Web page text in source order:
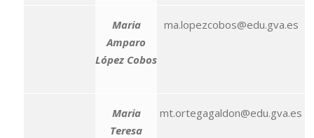
Maria
Amparo
López Cobos
ma.lopezcobos@edu.gva.es
Maria
Teresa
mt.ortegagaldon@edu.gva.es